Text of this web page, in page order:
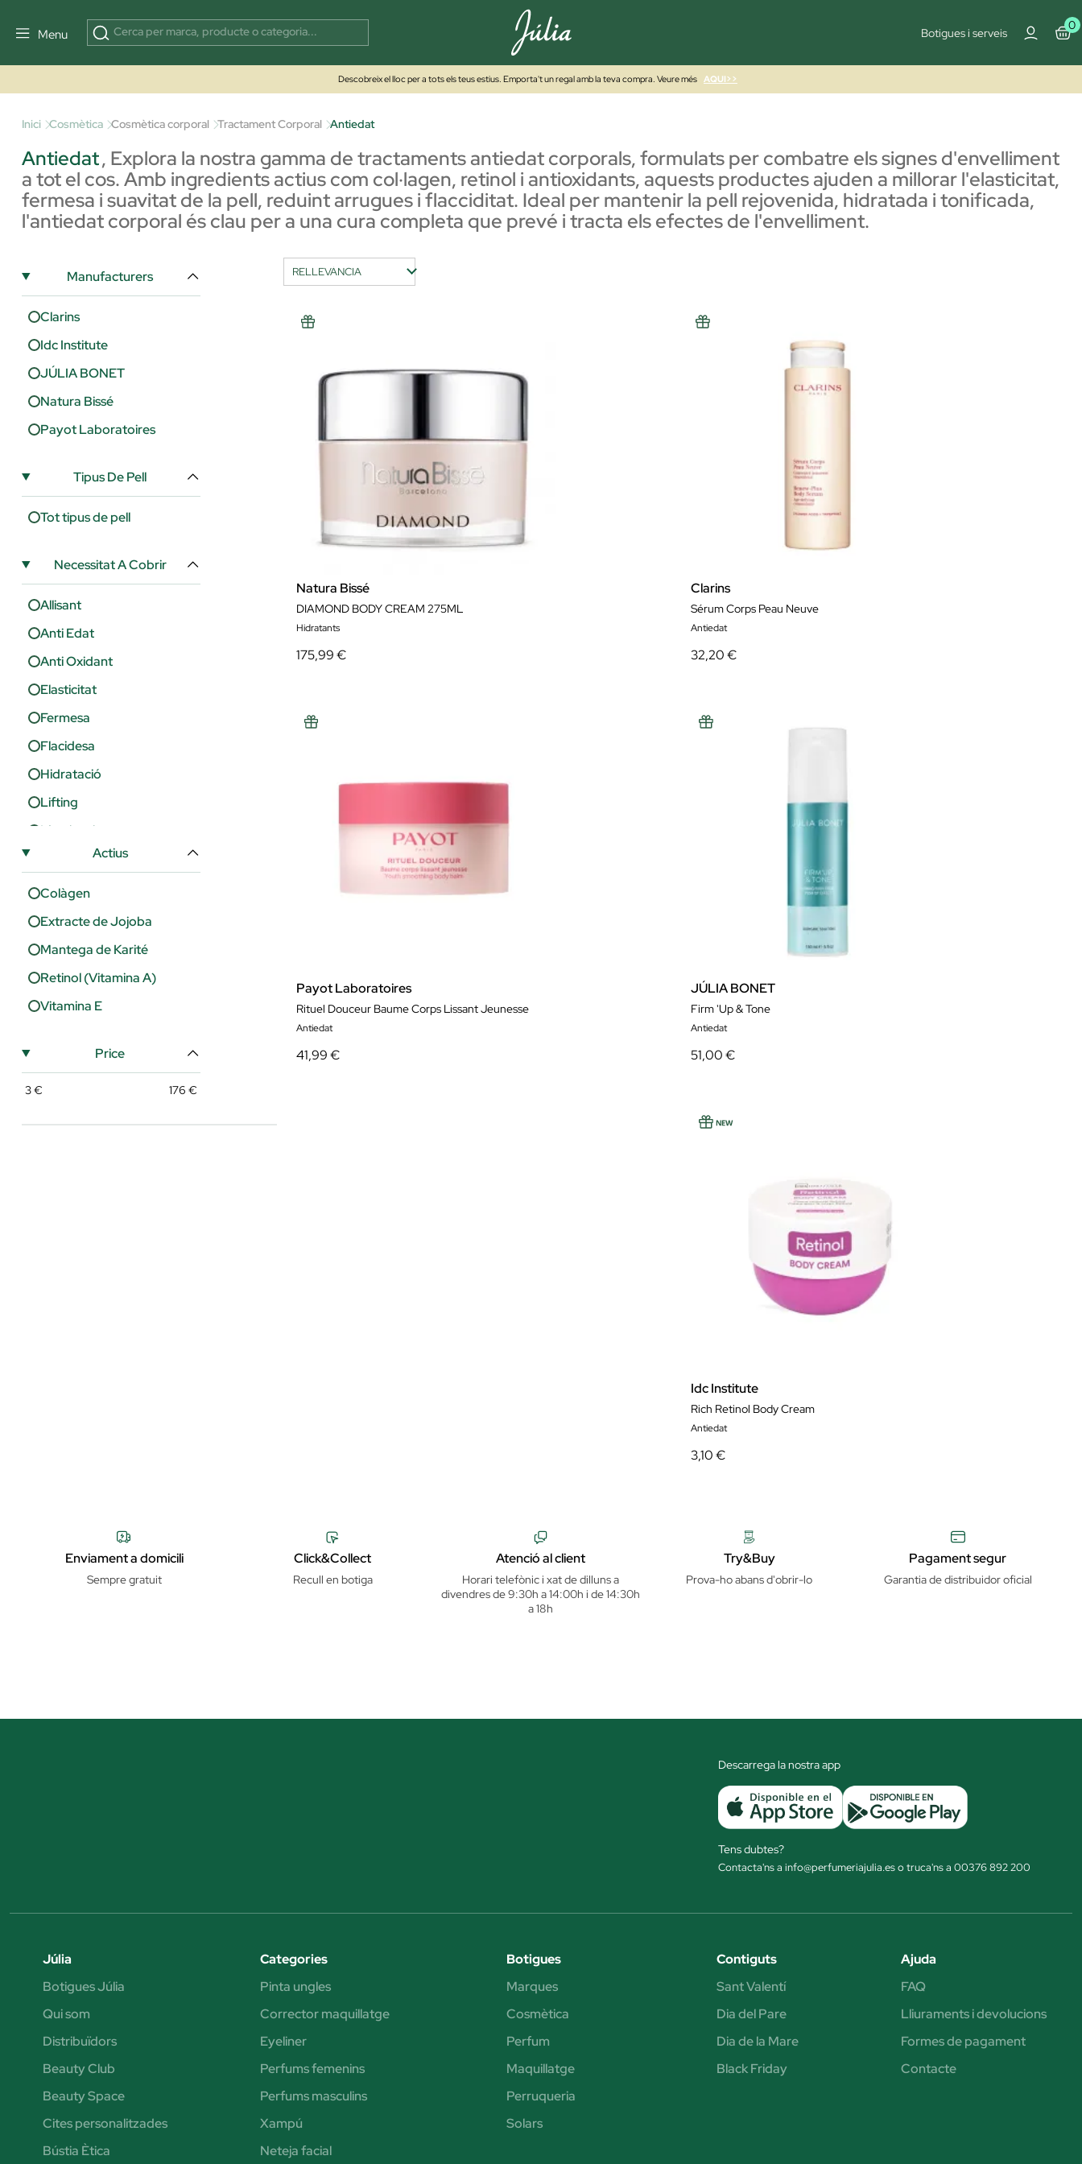
Menu Botigues i serveis
0
Descobreix el lloc per a tots els teus estius. Emporta't un regal amb la teva compra. Veure més AQUI>>
Inici Cosmètica Cosmètica corporal Tractament Corporal Antiedat
Antiedat, Explora la nostra gamma de tractaments antiedat corporals, formulats per combatre els signes d'envelliment
a tot el cos. Amb ingredients actius com col·lagen, retinol i antioxidants, aquests productes ajuden a millorar l'elasticitat,
fermesa i suavitat de la pell, reduint arrugues i flacciditat. Ideal per mantenir la pell rejovenida, hidratada i tonificada,
l'antiedat corporal és clau per a una cura completa que prevé i tracta els efectes de l'envelliment.
Manufacturers
Clarins
Idc Institute
JÚLIA BONET
Natura Bissé
Payot Laboratoires
Tipus De Pell
Tot tipus de pell
Necessitat A Cobrir
Allisant
Anti Edat
Anti Oxidant
Elasticitat
Fermesa
Flacidesa
Hidratació
Lifting
Lluminositat
Reparació
Suavitat
Tonificació
Uniformitat
Actius
Colàgen
Extracte de Jojoba
Mantega de Karité
Retinol (Vitamina A)
Vitamina E
Price
3€ 176 €
Natura Bissé
DIAMOND BODY CREAM 275ML
Hidratants
175,99 €
Clarins
Sérum Corps Peau Neuve
Antiedat
32,20 €
Payot Laboratoires
Rituel Douceur Baume Corps Lissant Jeunesse
Antiedat
41,99 €
JÚLIA BONET
Firm 'Up & Tone
Antiedat
51,00 €
Idc Institute
Rich Retinol Body Cream
Antiedat
3,10 €
Enviament a domicili
Sempre gratuit
Click&Collect
Recull en botiga
Atenció al client
Horari telefònic i xat de dilluns a
divendres de 9:30h a 14:00h i de 14:30h
a 18h
Try&Buy
Prova-ho abans d'obrir-lo
Pagament segur
Garantia de distribuidor oficial
Descarrega la nostra app
Tens dubtes?
Contacta'ns a info@perfumeriajulia.es o truca'ns a 00376 892 200
Júlia
Botigues Júlia
Qui som
Distribuïdors
Beauty Club
Beauty Space
Cites personalitzades
Bústia Ètica
Categories
Pinta ungles
Corrector maquillatge
Eyeliner
Perfums femenins
Perfums masculins
Xampú
Neteja facial
Botigues
Marques
Cosmètica
Perfum
Maquillatge
Perruqueria
Solars
Contiguts
Sant Valentí
Dia del Pare
Dia de la Mare
Black Friday
Ajuda
FAQ
Lliuraments i devolucions
Formes de pagament
Contacte